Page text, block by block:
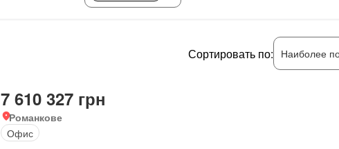
Сортировать по: Наиболее
7 610 327 грн
Романкове
Офис